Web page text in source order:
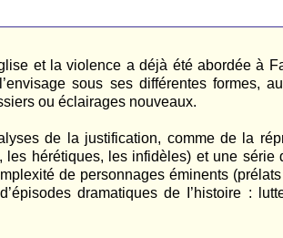
et la violence a déjà été abordée à
sous ses différentes formes,
ou éclairages nouveaux.
de la justification, comme de la
les hérétiques, les infidèles) et une série
de personnages éminents
dramatiques de I’histoire :